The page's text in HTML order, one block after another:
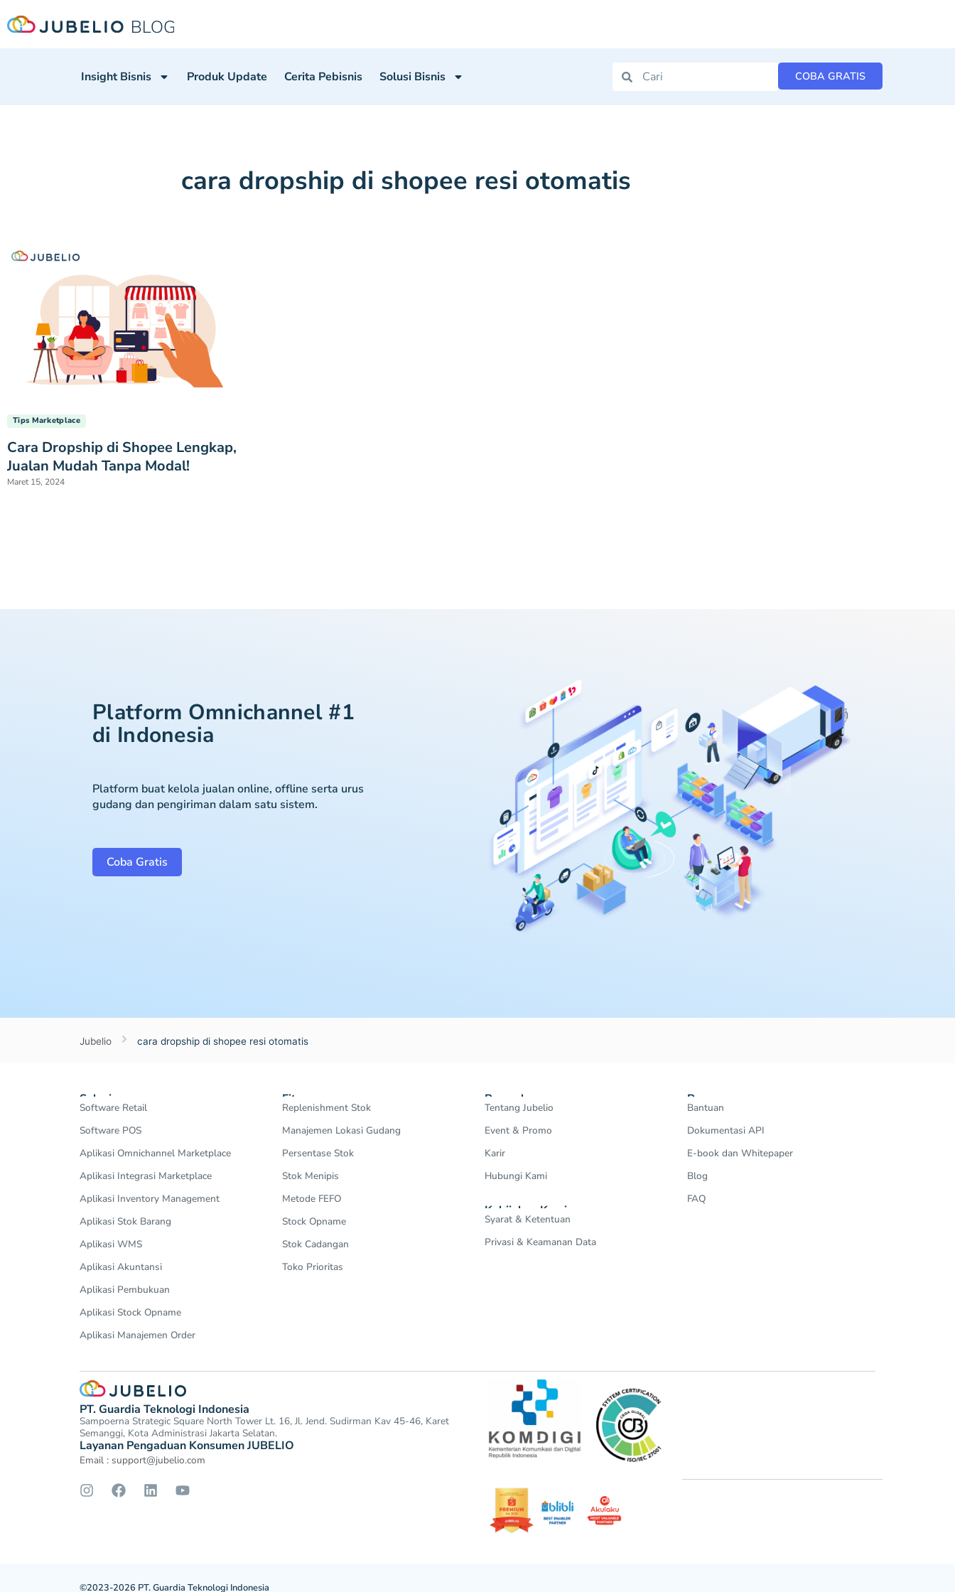
Insight Bisnis Produk Update Cerita Pebisnis Solusi Bisnis COBA GRATIS
cara dropship di shopee resi otomatis
Tips Marketplace
Cara Dropship di Shopee Lengkap,
Jualan Mudah Tanpa Modal!
Maret 15, 2024
Platform Omnichannel #1
di Indonesia
Platform buat kelola jualan online, offline serta urus
gudang dan pengiriman dalam satu sistem.
Coba Gratis
Jubelio cara dropship di shopee resi otomatis
Solusi
Software Retail
Software POS
Aplikasi Omnichannel Marketplace
Aplikasi Integrasi Marketplace
Aplikasi Inventory Management
Aplikasi Stok Barang
Aplikasi WMS
Aplikasi Akuntansi
Aplikasi Pembukuan
Aplikasi Stock Opname
Aplikasi Manajemen Order
Fitur
Replenishment Stok
Manajemen Lokasi Gudang
Persentase Stok
Stok Menipis
Metode FEFO
Stock Opname
Stok Cadangan
Toko Prioritas
Perusahaan
Tentang Jubelio
Event & Promo
Karir
Hubungi Kami
Kebijakan Kami
Syarat & Ketentuan
Privasi & Keamanan Data
Resources
Bantuan
Dokumentasi API
E-book dan Whitepaper
Blog
FAQ
PT. Guardia Teknologi Indonesia
Sampoerna Strategic Square North Tower Lt. 16, Jl. Jend. Sudirman Kav 45-46, Karet
Semanggi, Kota Administrasi Jakarta Selatan.
Layanan Pengaduan Konsumen JUBELIO
Email : support@jubelio.com
©2023-2026 PT. Guardia Teknologi Indonesia